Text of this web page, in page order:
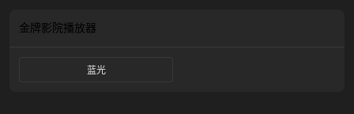
金牌影院播放器
蓝光